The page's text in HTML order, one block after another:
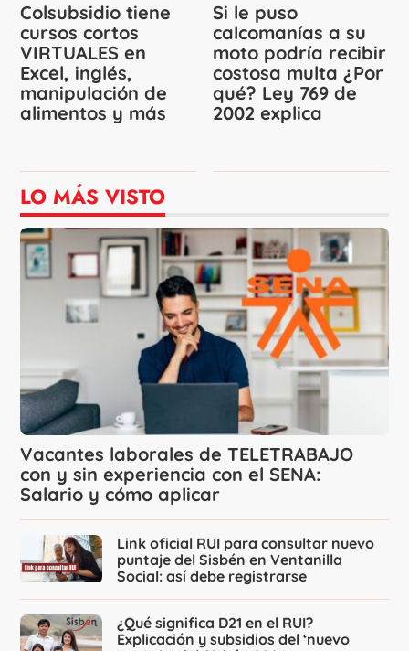
Colsubsidio tiene
cursos cortos
VIRTUALES en
Excel, inglés,
manipulación de
alimentos y más
Si le puso
calcomanías a su
moto podría recibir
costosa multa ¿Por
qué? Ley 769 de
2002 explica
LO MÁS VISTO
Vacantes laborales de TELETRABAJO
con y sin experiencia con el SENA:
Salario y cómo aplicar
Link oficial RUI para consultar nuevo
puntaje del Sisbén en Ventanilla
Social: así debe registrarse
¿Qué significa D21 en el RUI?
Explicación y subsidios del ‘nuevo